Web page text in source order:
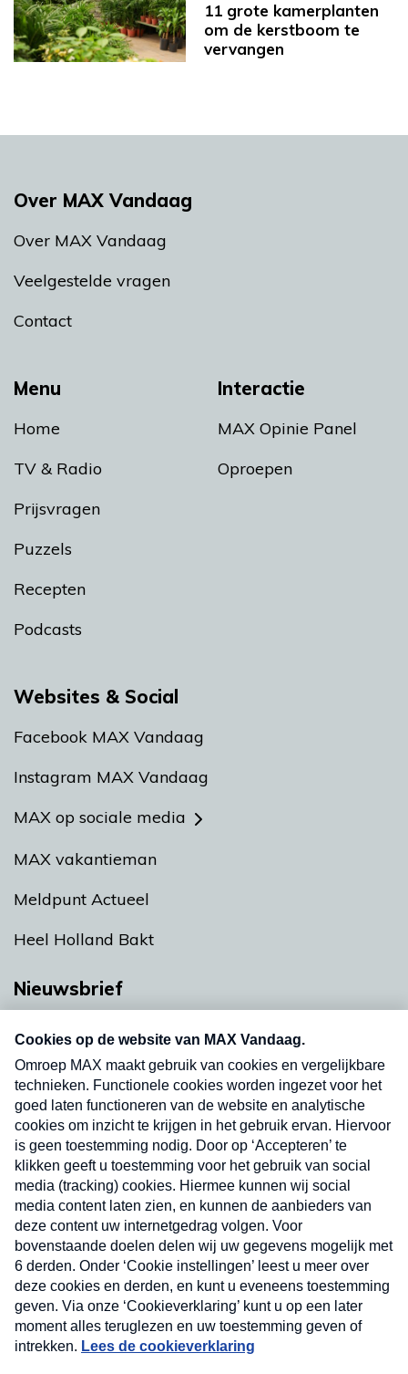
11 grote kamerplanten
om de kerstboom te
vervangen
Menu
Home
TV & Radio
Prijsvragen
Puzzels
Recepten
Podcasts
Interactie
MAX Opinie Panel
Oproepen
Over MAX Vandaag
Over MAX Vandaag
Veelgestelde vragen
Contact
Websites & Social
Facebook MAX Vandaag
Instagram MAX Vandaag
MAX op sociale media
MAX vakantieman
Meldpunt Actueel
Heel Holland Bakt
Nieuwsbrief
nieuwsbrief. Elke vrijdag- en dinsdagochtend in
uw mailbox.
Verzend
Nieuwsbrief
Neem hier een gratis abonnement op onze
nieuwsbrief. Elke vrijdag- en dinsdagochtend in uw